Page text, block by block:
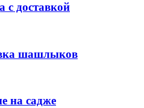
с доставкой
шашлыков
на садже